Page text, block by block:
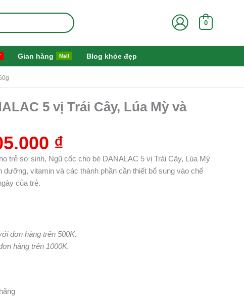
0
Gian hàng Mall Blog khỏe đẹp
5 vị Trái Cây, Lúa Mỳ và
₫.
₫
Giá
hiện
là:
105.000 ₫.
trẻ sơ sinh, Ngũ cốc cho bé DANALAC 5 vị Trái Cây, Lúa Mỳ
vitamin và các thành phần cần thiết bổ sung vào chế
của trẻ.
đơn hàng trên 500K.
hàng trên 1000K.